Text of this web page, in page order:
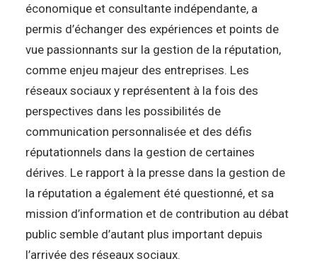
économique et consultante indépendante, a
permis d’échanger des expériences et points de
vue passionnants sur la gestion de la réputation,
comme enjeu majeur des entreprises. Les
réseaux sociaux y représentent à la fois des
perspectives dans les possibilités de
communication personnalisée et des défis
réputationnels dans la gestion de certaines
dérives. Le rapport à la presse dans la gestion de
la réputation a également été questionné, et sa
mission d’information et de contribution au débat
public semble d’autant plus important depuis
l’arrivée des réseaux sociaux.